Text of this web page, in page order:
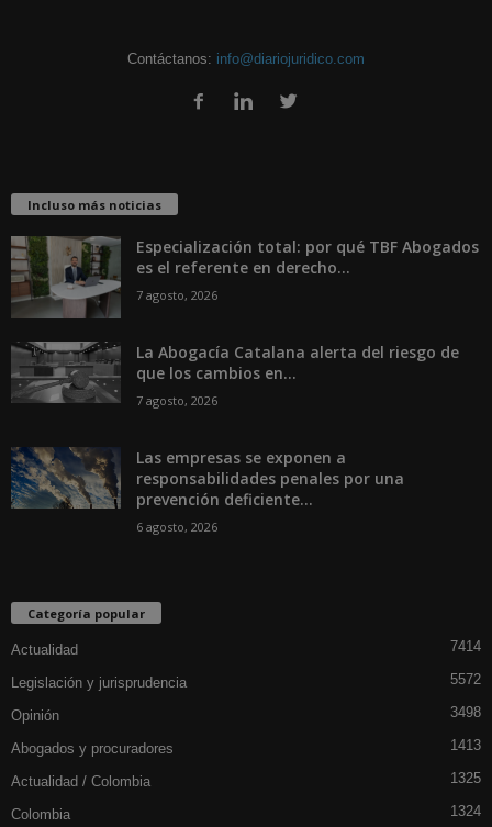
Contáctanos: info@diariojuridico.com
Incluso más noticias
Especialización total: por qué TBF Abogados
es el referente en derecho...
7 agosto, 2026
La Abogacía Catalana alerta del riesgo de
que los cambios en...
7 agosto, 2026
Las empresas se exponen a
responsabilidades penales por una
prevención deficiente...
6 agosto, 2026
Categoría popular
Actualidad 7414
Legislación y jurisprudencia 5572
Opinión 3498
Abogados y procuradores 1413
Actualidad / Colombia 1325
Colombia 1324